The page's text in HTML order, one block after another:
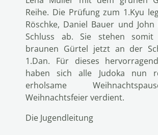
Reihe. Die Prüfung zum 1.Kyu
Röschke, Daniel Bauer und
Schluss ab. Sie stehen
braunen Gürtel jetzt an der
1.Dan. Für dieses
haben sich alle Judoka nun
erholsame
Weihnachtsfeier verdient.
Die Jugendleitung